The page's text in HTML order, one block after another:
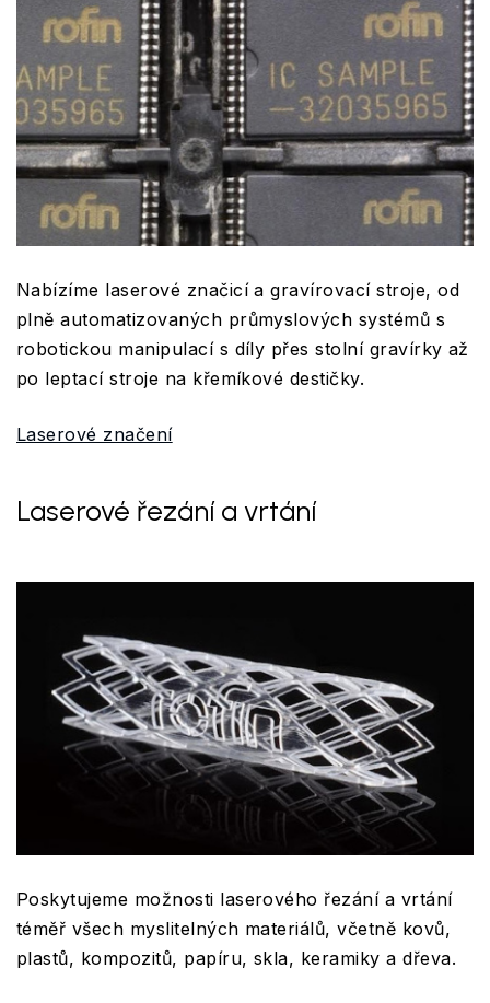
Nabízíme laserové značicí a gravírovací stroje, od
plně automatizovaných průmyslových systémů s
robotickou manipulací s díly přes stolní gravírky až
po leptací stroje na křemíkové destičky.
Laserové značení
Laserové řezání a vrtání
Poskytujeme možnosti laserového řezání a vrtání
téměř všech myslitelných materiálů, včetně kovů,
plastů, kompozitů, papíru, skla, keramiky a dřeva.